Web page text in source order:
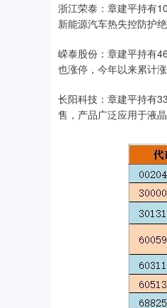
浙江荣泰：章建平持有
新能源汽车热失控防护
嵘泰股份：章建平持有
也涨停，今年以来累计涨
长阳科技：章建平持有
售，产品广泛应用于液